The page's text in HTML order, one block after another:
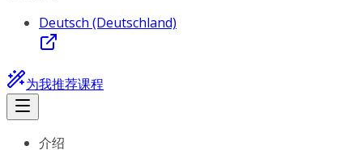
Deutsch (Deutschland)
为我推荐课程
介绍